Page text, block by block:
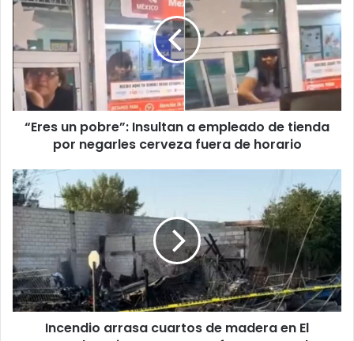
pobre”:
Insultan
a
de
tienda
por
negarles
de
horario
“Eres un pobre”: Insultan a empleado de tienda
por negarles cerveza fuera de horario
Incendio
arrasa
cuartos
de
madera
en
El
Barreal;
vecinos
Incendio arrasa cuartos de madera en El